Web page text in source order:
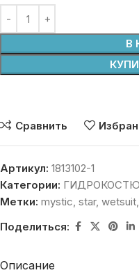
В
Сравнить
Артикул: 1813102-1
Категории:
Метки: mystic, star, wetsuit,
Поделиться:
Описание